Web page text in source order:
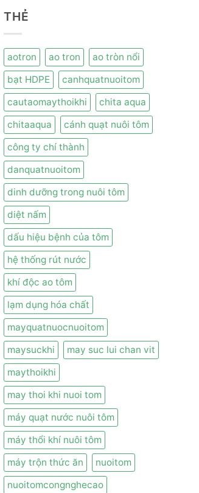
THẺ
aotron ao tron
ao tròn nổi
bạt HDPE
canhquatnuoitom
cautaomaythoikhi
chita aqua
chitaaqua
cánh quạt nuôi tôm
công ty chí thành
danquatnuoitom
dinh dưỡng trong nuôi tôm
diệt nấm
dấu hiệu bệnh của tôm
hệ thống rút nước
khí độc ao tôm
lạm dụng hóa chất
mayquatnuocnuoitom
maysuckhi
may suc lui chan vit
maythoikhi
may thoi khi nuoi tom
máy quạt nước nuôi tôm
máy thổi khí nuôi tôm
máy trộn thức ăn
nuoitom
nuoitomcongnghecao